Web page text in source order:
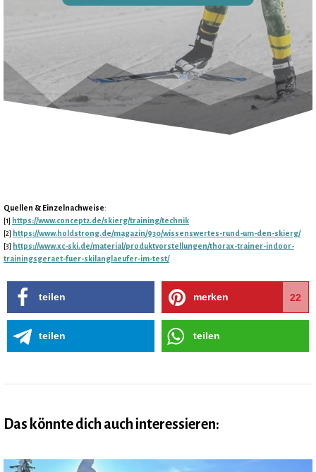
Quellen & Einzelnachweise:
[1] https://www.concept2.de/skierg/training/technik
[2] https://www.holdstrong.de/magazin/930/wissenswertes-rund-um-den-skierg/
[3] https://www.xc-ski.de/material/produktvorstellungen/thorax-trainer-indoor-
trainingsgeraet-fuer-skilanglaeufer-im-test/
teilen merken 22
teilen teilen
Das könnte dich auch interessieren: